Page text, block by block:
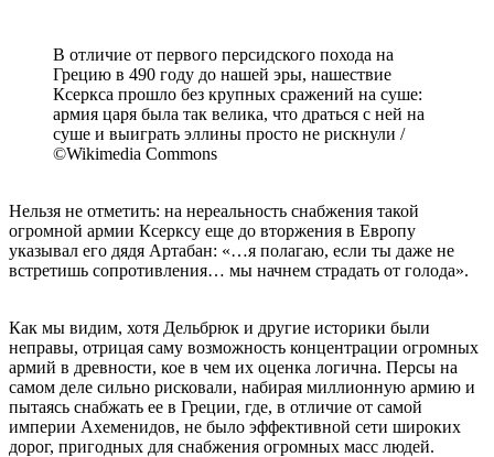
В отличие от первого персидского похода на
Грецию в 490 году до нашей эры, нашествие
Ксеркса прошло без крупных сражений на суше:
армия царя была так велика, что драться с ней на
суше и выиграть эллины просто не рискнули /
©Wikimedia Commons
Нельзя не отметить: на нереальность снабжения такой
огромной армии Ксерксу еще до вторжения в Европу
указывал его дядя Артабан: «…я полагаю, если ты даже не
встретишь сопротивления… мы начнем страдать от голода».
Как мы видим, хотя Дельбрюк и другие историки были
неправы, отрицая саму возможность концентрации огромных
армий в древности, кое в чем их оценка логична. Персы на
самом деле сильно рисковали, набирая миллионную армию и
пытаясь снабжать ее в Греции, где, в отличие от самой
империи Ахеменидов, не было эффективной сети широких
дорог, пригодных для снабжения огромных масс людей.